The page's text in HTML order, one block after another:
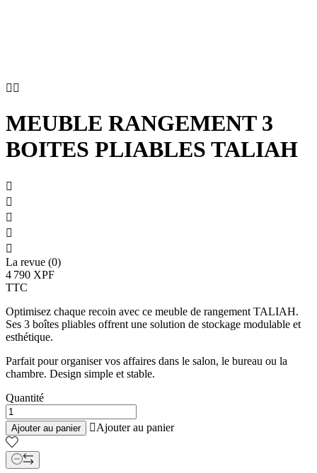
 
MEUBLE RANGEMENT 3
BOITES PLIABLES TALIAH





La revue (0)
4 790 XPF
TTC
Optimisez chaque recoin avec ce meuble de rangement TALIAH.
Ses 3 boîtes pliables offrent une solution de stockage modulable et
esthétique.
Parfait pour organiser vos affaires dans le salon, le bureau ou la
chambre. Design simple et stable.
Quantité
Ajouter au panier Ajouter au panier